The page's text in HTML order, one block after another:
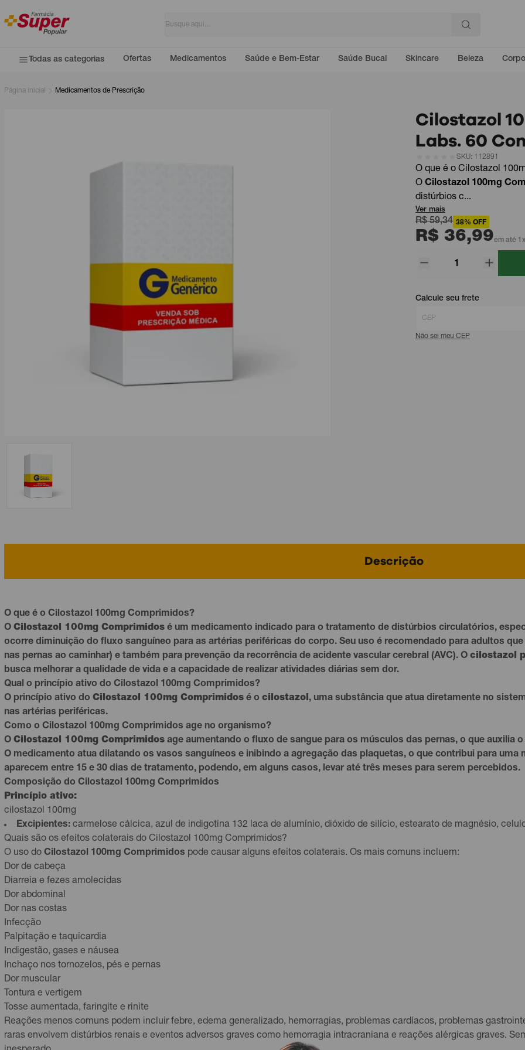
Todas as categorias Ofertas Medicamentos Saúde e Bem-Estar Saúde Bucal Skincare Beleza Corpo
Página inicial Medicamentos de Prescrição
Cilostazol
Labs. 60
SKU: 112891
O que é o Cilostazol
O Cilostazol 100mg
distúrbios c...
Ver mais
R$ 59,34 38% OFF
R$ 36,99em até
Calcule seu frete
Não sei meu CEP
Descrição
O que é o Cilostazol 100mg Comprimidos?
O Cilostazol 100mg Comprimidos é um medicamento indicado para o tratamento de distúrbios circulatórios,
ocorre diminuição do fluxo sanguíneo para as artérias periféricas do corpo. Seu uso é recomendado para adultos
nas pernas ao caminhar) e também para prevenção da recorrência de acidente vascular cerebral (AVC). O cilostazol
busca melhorar a qualidade de vida e a capacidade de realizar atividades diárias sem dor.
Qual o princípio ativo do Cilostazol 100mg Comprimidos?
O princípio ativo do Cilostazol 100mg Comprimidos é o cilostazol, uma substância que atua diretamente no
nas artérias periféricas.
Como o Cilostazol 100mg Comprimidos age no organismo?
O Cilostazol 100mg Comprimidos age aumentando o fluxo de sangue para os músculos das pernas, o que auxilia
O medicamento atua dilatando os vasos sanguíneos e inibindo a agregação das plaquetas, o que contribui para
aparecem entre 15 e 30 dias de tratamento, podendo, em alguns casos, levar até três meses para serem percebidos.
Composição do Cilostazol 100mg Comprimidos
Princípio ativo:
cilostazol 100mg
Excipientes: carmelose cálcica, azul de indigotina 132 laca de alumínio, dióxido de silício, estearato de magnésio,
Quais são os efeitos colaterais do Cilostazol 100mg Comprimidos?
O uso do Cilostazol 100mg Comprimidos pode causar alguns efeitos colaterais. Os mais comuns incluem:
Dor de cabeça
Diarreia e fezes amolecidas
Dor abdominal
Dor nas costas
Infecção
Palpitação e taquicardia
Indigestão, gases e náusea
Inchaço nos tornozelos, pés e pernas
Dor muscular
Tontura e vertigem
Tosse aumentada, faringite e rinite
Reações menos comuns podem incluir febre, edema generalizado, hemorragias, problemas cardíacos, problemas
raras envolvem distúrbios renais e eventos adversos graves como hemorragia intracraniana e reações alérgicas graves.